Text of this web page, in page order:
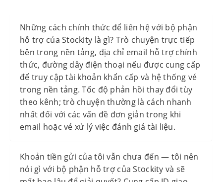
Những cách chính thức để liên hệ với bộ phận
hỗ trợ của Stockity là gì? Trò chuyện trực tiếp
bên trong nền tảng, địa chỉ email hỗ trợ chính
thức, đường dây điện thoại nếu được cung cấp
để truy cập tài khoản khẩn cấp và hệ thống vé
trong nền tảng. Tốc độ phản hồi thay đổi tùy
theo kênh; trò chuyện thường là cách nhanh
nhất đối với các vấn đề đơn giản trong khi
email hoặc vé xử lý việc đánh giá tài liệu.
Khoản tiền gửi của tôi vẫn chưa đến — tôi nên
nói gì với bộ phận hỗ trợ của Stockity và sẽ